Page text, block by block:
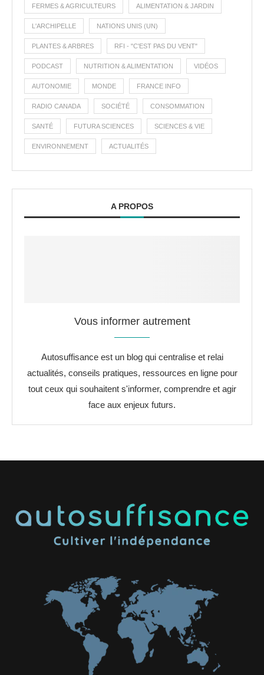
FERMES & AGRICULTEURS ALIMENTATION & JARDIN
L'ARCHIPELLE NATIONS UNIS (UN)
PLANTES & ARBRES RFI - "C'EST PAS DU VENT"
PODCAST NUTRITION & ALIMENTATION VIDÉOS
AUTONOMIE MONDE FRANCE INFO
RADIO CANADA SOCIÉTÉ CONSOMMATION
SANTÉ FUTURA SCIENCES SCIENCES & VIE
ENVIRONNEMENT ACTUALITÉS
A PROPOS
Vous informer autrement
Autosuffisance est un blog qui centralise et relai
actualités, conseils pratiques, ressources en ligne pour
tout ceux qui souhaitent s'informer, comprendre et agir
face aux enjeux futurs.